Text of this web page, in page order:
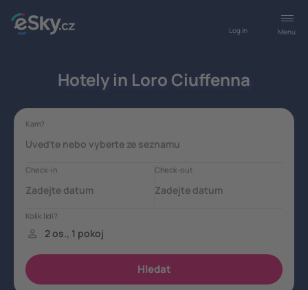
Menu
Log in
Hotely in Loro Ciuffenna